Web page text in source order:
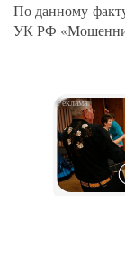
По данному
УК РФ